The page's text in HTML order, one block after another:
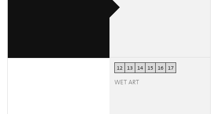
12 13 14 15 16 17
WET ART